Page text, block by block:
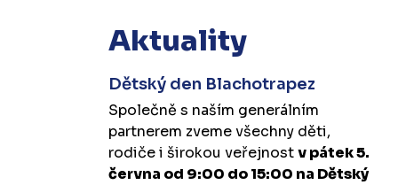
Aktuality
Dětský den Blachotrapez
Společně s naším generálním
partnerem zveme všechny děti,
rodiče i širokou veřejnostv pátek 5.
června od 9:00 do 15:00 na Dětský